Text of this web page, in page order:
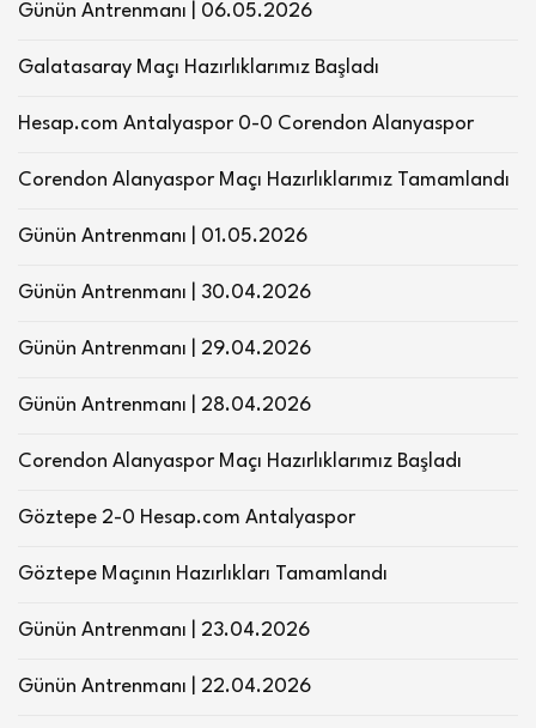
Günün Antrenmanı | 06.05.2026
Galatasaray Maçı Hazırlıklarımız Başladı
Hesap.com Antalyaspor 0-0 Corendon Alanyaspor
Corendon Alanyaspor Maçı Hazırlıklarımız Tamamlandı
Günün Antrenmanı | 01.05.2026
Günün Antrenmanı | 30.04.2026
Günün Antrenmanı | 29.04.2026
Günün Antrenmanı | 28.04.2026
Corendon Alanyaspor Maçı Hazırlıklarımız Başladı
Göztepe 2-0 Hesap.com Antalyaspor
Göztepe Maçının Hazırlıkları Tamamlandı
Günün Antrenmanı | 23.04.2026
Günün Antrenmanı | 22.04.2026